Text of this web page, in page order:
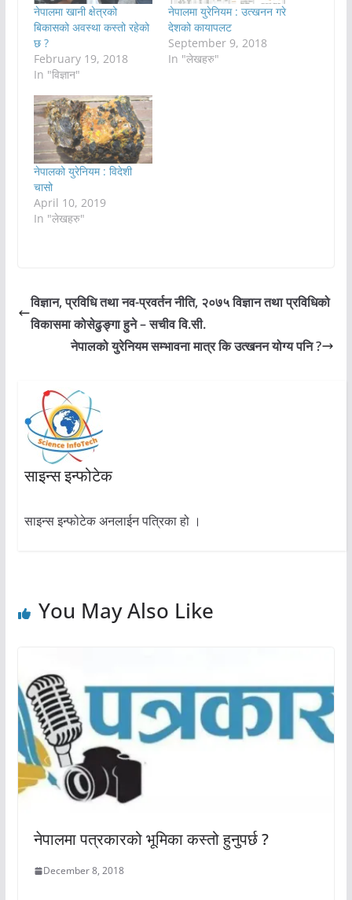
नेपालमा खानी क्षेत्रको
बिकासको अवस्था कस्तो रहेको
छ ?
February 19, 2018
In "विज्ञान"
नेपालमा युरेनियम : उत्खनन गरे
देशको कायापलट
September 9, 2018
In "लेखहरु"
नेपालको युरेनियम : विदेशी
चासो
April 10, 2019
In "लेखहरु"
विज्ञान, प्रविधि तथा नव-प्रवर्तन नीति, २०७५ विज्ञान तथा प्रविधिको
विकासमा कोसेढुङ्गा हुने – सचीव वि.सी.
नेपालको युरेनियम सम्भावना मात्र कि उत्खनन योग्य पनि ?
साइन्स इन्फोटेक
साइन्स इन्फोटेक अनलाईन पत्रिका हो ।
You May Also Like
नेपालमा पत्रकारको भूमिका कस्तो हुनुपर्छ ?
December 8, 2018